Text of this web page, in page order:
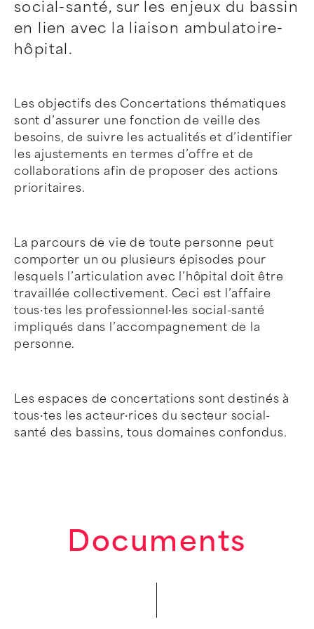
social-santé, sur les enjeux du bassin
en lien avec la liaison ambulatoire-
hôpital.
Les objectifs des Concertations thématiques
sont d’assurer une fonction de veille des
besoins, de suivre les actualités et d’identifier
les ajustements en termes d’offre et de
collaborations afin de proposer des actions
prioritaires.
La parcours de vie de toute personne peut
comporter un ou plusieurs épisodes pour
lesquels l’articulation avec l’hôpital doit être
travaillée collectivement. Ceci est l’affaire
tous·tes les professionnel·les social-santé
impliqués dans l’accompagnement de la
personne.
Les espaces de concertations sont destinés à
tous·tes les acteur·rices du secteur social-
santé des bassins, tous domaines confondus.
Documents